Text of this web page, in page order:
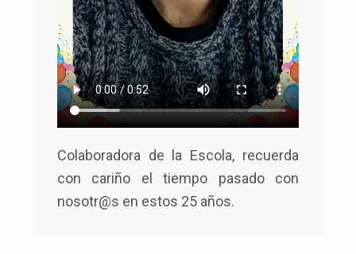
Colaboradora de la Escola, recuerda
con cariño el tiempo pasado con
nosotr@s en estos 25 años.